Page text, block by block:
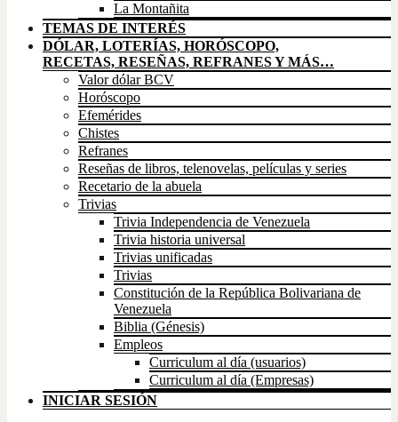
La Montañita
TEMAS DE INTERÉS
DÓLAR, LOTERÍAS, HORÓSCOPO,
RECETAS, RESEÑAS, REFRANES Y MÁS…
Valor dólar BCV
Horóscopo
Efemérides
Chistes
Refranes
Reseñas de libros, telenovelas, películas y series
Recetario de la abuela
Trivias
Trivia Independencia de Venezuela
Trivia historia universal
Trivias unificadas
Trivias
Constitución de la República Bolivariana de
Venezuela
Biblia (Génesis)
Empleos
Curriculum al día (usuarios)
Curriculum al día (Empresas)
INICIAR SESIÓN